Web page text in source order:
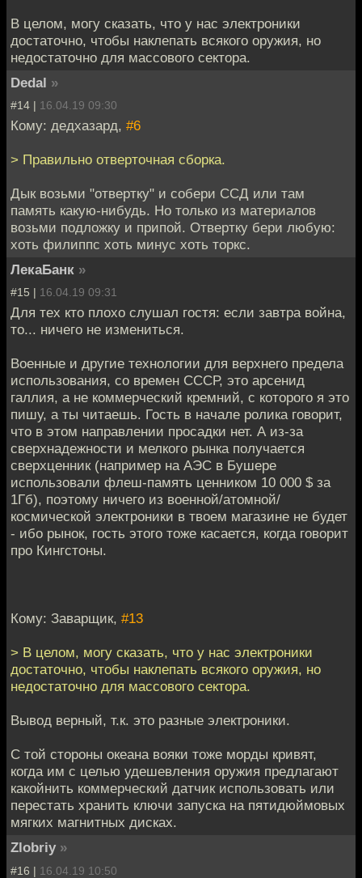
В целом, могу сказать, что у нас электроники
достаточно, чтобы наклепать всякого оружия, но
недостаточно для массового сектора.
Dedal »
#14 | 16.04.19 09:30
Кому: дедхазард, #6
> Правильно отверточная сборка.
Дык возьми "отвертку" и собери ССД или там
память какую-нибудь. Но только из материалов
возьми подложку и припой. Отвертку бери любую:
хоть филиппс хоть минус хоть торкс.
ЛекаБанк »
#15 | 16.04.19 09:31
Для тех кто плохо слушал гостя: если завтра война,
то... ничего не измениться.
Военные и другие технологии для верхнего предела
использования, со времен СССР, это арсенид
галлия, а не коммерческий кремний, с которого я это
пишу, а ты читаешь. Гость в начале ролика говорит,
что в этом направлении просадки нет. А из-за
сверхнадежности и мелкого рынка получается
сверхценник (например на АЭС в Бушере
использовали флеш-память ценником 10 000 $ за
1Гб), поэтому ничего из военной/атомной/
космической электроники в твоем магазине не будет
- ибо рынок, гость этого тоже касается, когда говорит
про Кингстоны.
Кому: Заварщик, #13
> В целом, могу сказать, что у нас электроники
достаточно, чтобы наклепать всякого оружия, но
недостаточно для массового сектора.
Вывод верный, т.к. это разные электроники.
С той стороны океана вояки тоже морды кривят,
когда им с целью удешевления оружия предлагают
какойнить коммерческий датчик использовать или
перестать хранить ключи запуска на пятидюймовых
мягких магнитных дисках.
Zlobriy »
#16 | 16.04.19 10:50